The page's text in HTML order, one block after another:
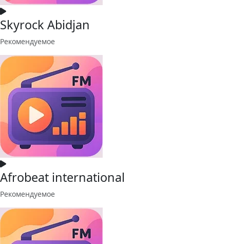
Skyrock Abidjan
Рекомендуемое
Afrobeat international
Рекомендуемое